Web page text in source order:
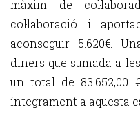
màxim de
col·laboració i
aconseguir 5.620€.
diners que sumada a
un total de 83.652,00
íntegrament a aquesta